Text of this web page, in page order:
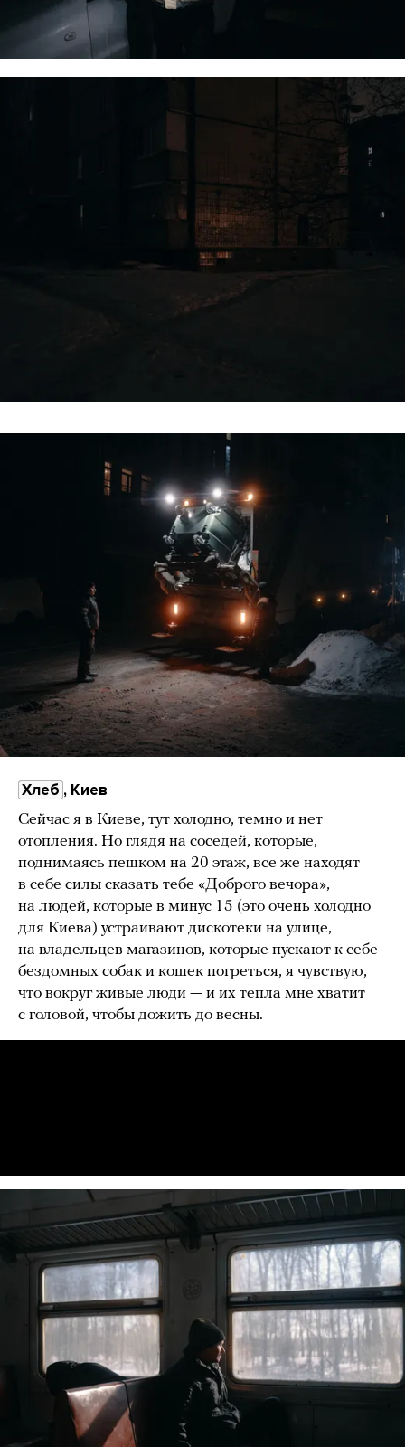
Хлеб , Киев
Сейчас я в Киеве, тут холодно, темно и нет
отопления. Но глядя на соседей, которые,
поднимаясь пешком на 20 этаж, все же находят
в себе силы сказать тебе «Доброго вечора»,
на людей, которые в минус 15 (это очень холодно
для Киева) устраивают дискотеки на улице,
на владельцев магазинов, которые пускают к себе
бездомных собак и кошек погреться, я чувствую,
что вокруг живые люди — и их тепла мне хватит
с головой, чтобы дожить до весны.